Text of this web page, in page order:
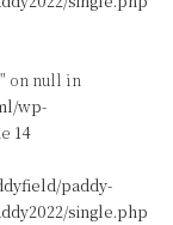
on null in
wp-
14
paddy-
single.php